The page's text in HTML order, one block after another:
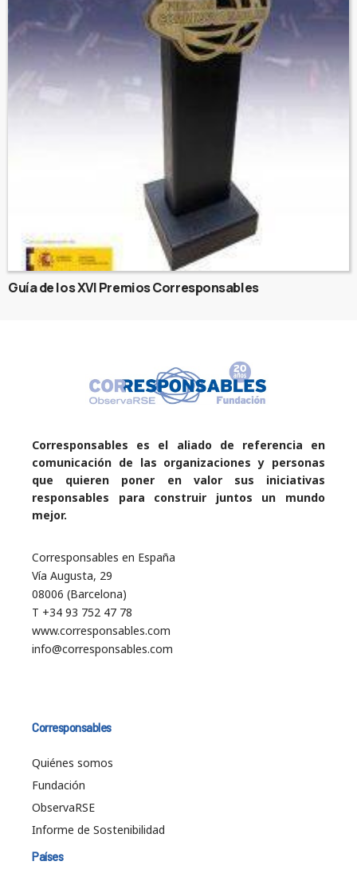
Guía de los XVI Premios Corresponsables
Corresponsables es el aliado de referencia en
comunicación de las organizaciones y personas
que quieren poner en valor sus iniciativas
responsables para construir juntos un mundo
mejor.
Corresponsables en España
Vía Augusta, 29
08006 (Barcelona)
T +34 93 752 47 78
www.corresponsables.com
info@corresponsables.com
Corresponsables
Quiénes somos
Fundación
ObservaRSE
Informe de Sostenibilidad
Países